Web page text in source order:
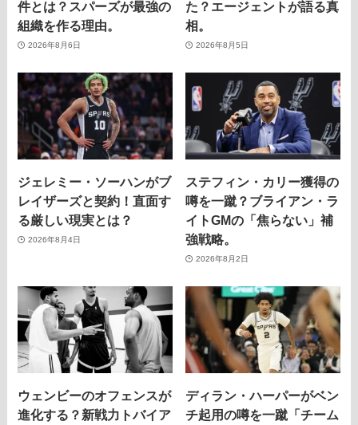
件とは？スパーズが最強の
組織を作る理由。
2026年8月6日
た？エージェントが語る真
相。
2026年8月5日
ジェレミー・ソーハンがブ
レイザーズと契約！直面す
る厳しい現実とは？
2026年8月4日
ステフィン・カリー獲得の
噂を一蹴？ブライアン・ラ
イトGMの「焦らない」補
強戦略。
2026年8月2日
ウェンビーのオフェンスが
進化する？新戦力トバイア
ディラン・ハーパーがベン
チ起用の噂を一蹴「チーム